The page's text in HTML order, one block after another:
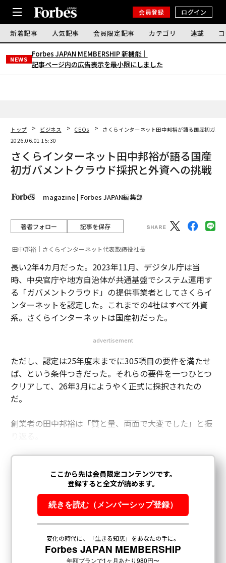
会員登録 ログイン
新着記事 人気記事 会員限定記事 カテゴリ 連載
NEWS
Forbes JAPAN MEMBERSHIP 新機能｜
記事ページ内の広告表示を最小限にしました
トップ ビジネス CEOs
さくらインターネット田中邦裕が語る国産初ガバ
2026.06.01 15:30
さくらインターネット田中邦裕が語る国産
初ガバメントクラウド採択と外資への挑戦
magazine | Forbes JAPAN編集部
著者フォロー 記事を保存
田中邦裕｜さくらインターネット代表取締役社長
長い2年4カ月だった。2023年11月、デジタル庁は当
時、中央官庁や地方自治体が共通基盤でシステム運用す
る「ガバメントクラウド」の提供事業者としてさくらイ
ンターネットを認定した。これまでの4社はすべて外資
系。さくらインターネットは国産初だった。
advertisement
ただし、認定は25年度末までに305項目の要件を満たせ
ば、という条件つきだった。それらの要件を一つひとつ
クリアして、26年3月にようやく正式に採択されたの
だ。
創業者の田中邦裕は「質と量、両面で大変でした」と振